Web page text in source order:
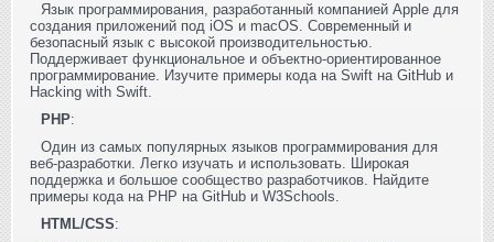
Язык программирования, разработанный компанией Apple для
создания приложений под iOS и macOS. Современный и
безопасный язык с высокой производительностью.
Поддерживает функциональное и объектно-ориентированное
программирование. Изучите примеры кода на Swift на GitHub и
Hacking with Swift.
PHP:
Один из самых популярных языков программирования для
веб-разработки. Легко изучать и использовать. Широкая
поддержка и большое сообщество разработчиков. Найдите
примеры кода на PHP на GitHub и W3Schools.
HTML/CSS: